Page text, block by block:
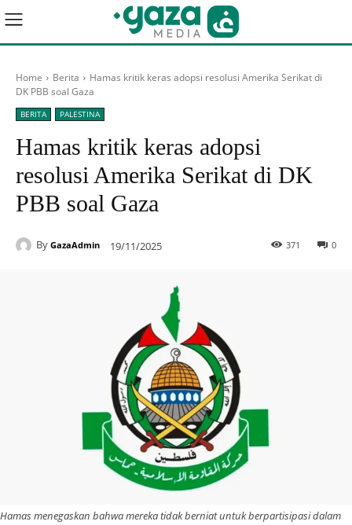
Home Berita
Hamas kritik keras adopsi resolusi Amerika Serikat di
DK PBB soal Gaza
BERITA PALESTINA
Hamas kritik keras adopsi
resolusi Amerika Serikat di DK
PBB soal Gaza
By GazaAdmin 19/11/2025 0
371
Hamas menegaskan bahwa mereka tidak berniat untuk berpartisipasi dalam